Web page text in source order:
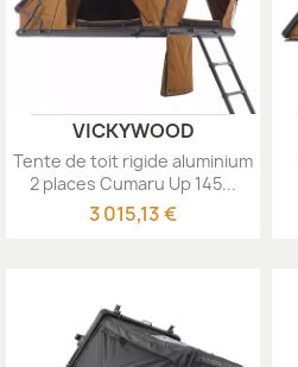
VICKYWOOD
Tente de toit rigide aluminium
2 places Cumaru Up 145...
3 015,13 €